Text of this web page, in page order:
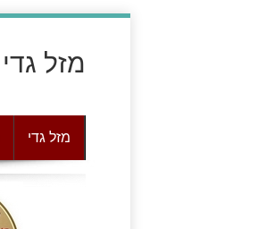
מזל גדי
מזל גדי